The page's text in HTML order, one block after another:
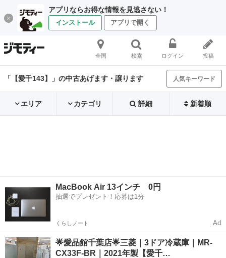
アプリならお得な情報を見逃さない！
インストール アプリで開く
全国 検索 ログイン 投稿
「【愛千143】」の中古あげます・譲ります 人気キーワード
エリア カテゴリ 詳細 新着順
MacBook Air 13インチ 0円
抽選でプレゼント！応募は1分
くらしノート Ad
🌟愛品館千葉店🌟三菱｜3ドア冷蔵庫｜MR-
CX33F-BR｜2021年製【愛千…